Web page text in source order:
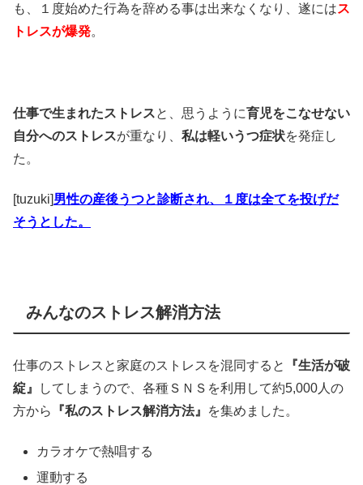
も、１度始めた行為を辞める事は出来なくなり、遂にはス
トレスが爆発。
仕事で生まれたストレスと、思うように育児をこなせない
自分へのストレスが重なり、 私は軽いうつ症状を発症し
た。
[tuzuki]男性の産後うつと診断され、１度は全てを投げだ
そうとした。
みんなのストレス解消方法
仕事のストレスと家庭のストレスを混同すると
『生活が破
綻』
してしまうので、各種ＳＮＳを利用して約5,000人の
方から
『私のストレス解消方法』 を集めました。
カラオケで熱唱する
運動する